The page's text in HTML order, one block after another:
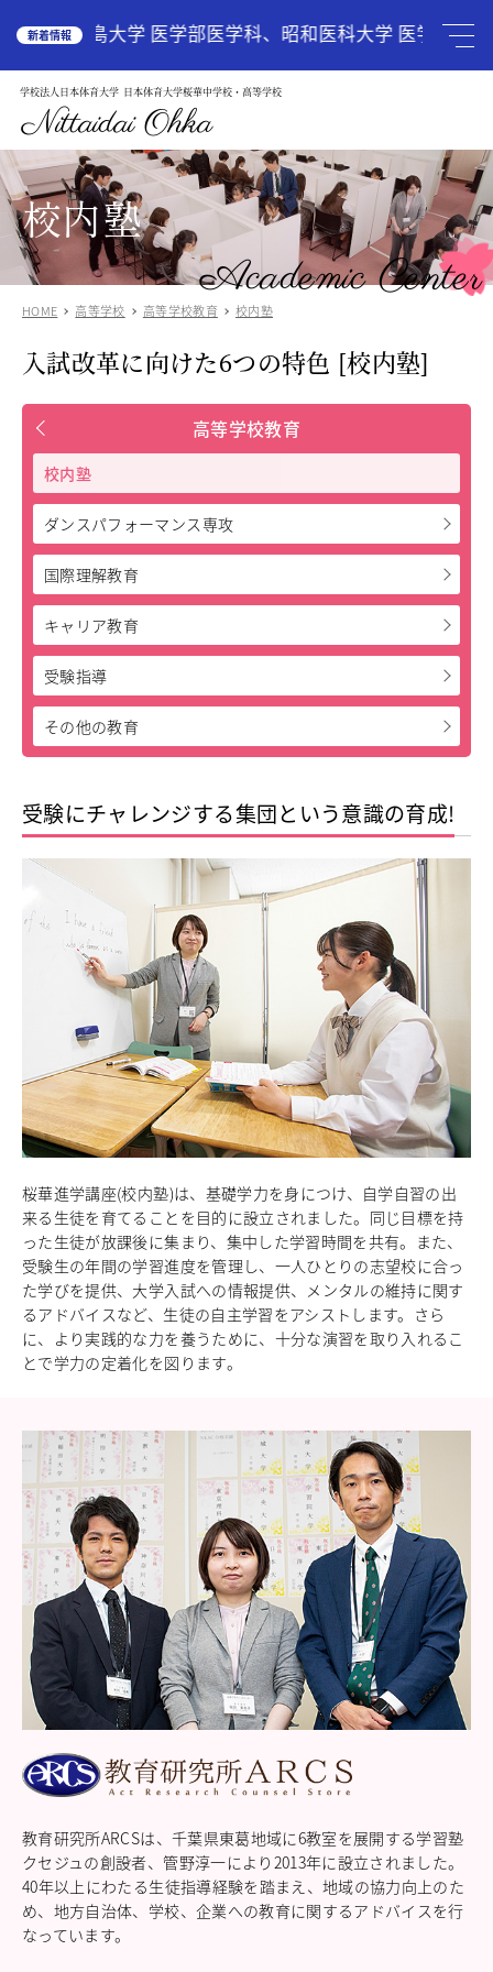
新着情報広島大学 医学部医学科、昭和医科大学 医学部医
学校法人日本体育大学 日本体育大学桜華中学校・高等学校
Nittaidai Ohka
HOME
学校案内
教育理念
ご挨拶
グランドデザイン
施設紹介
学校紹介動画
アクセス
受験生の方へ
中学入試関連
高校入試関係
説明会・オープンスクール
中国語圏の生徒様で入学に興味のある方
中学校
中学校教育
独自の教育
国際理解教育
ICT教育
進路サポート
中学入試関連
制服紹介
高等学校
アドバンストコース
総合進学コース
高等学校教育
校内塾
ダンスパフォーマンス専攻
グローバル教育
キャリア教育
その他の教育
高校入試関係
制服紹介
スクールライフ School Life
桜華生の一日
年間行事
部活動
練習風景
部活動指導者紹介
制服紹介
デジタルリーフレット／パンフレット
進路実績
指定校推薦
進学指導イベント（キャリアイベント）
卒業生の声
その他 Others
在校生の方
新型コロナウイルス感染症罹患証明書
インフルエンザ罹患証明書
登校許可証明書
卒業生の方
桜育会（同窓会）
日体大桜華U-15
Youtube公式チャンネル
在校生の方
卒業生の方
教職員募集
校内塾
Academic Center
HOME 高等学校 高等学校教育 校内塾
入試改革に向けた6つの特色 [校内塾]
高等学校教育
校内塾
ダンスパフォーマンス専攻
国際理解教育
キャリア教育
受験指導
その他の教育
受験にチャレンジする集団という意識の育成!
桜華進学講座(校内塾)は、基礎学力を身につけ、自学自習の出
来る生徒を育てることを目的に設立されました。同じ目標を持
った生徒が放課後に集まり、集中した学習時間を共有。また、
受験生の年間の学習進度を管理し、一人ひとりの志望校に合っ
た学びを提供、大学入試への情報提供、メンタルの維持に関す
るアドバイスなど、生徒の自主学習をアシストします。さら
に、より実践的な力を養うために、十分な演習を取り入れるこ
とで学力の定着化を図ります。
教育研究所ARCSは、千葉県東葛地域に6教室を展開する学習塾
クセジュの創設者、管野淳一により2013年に設立されました。
40年以上にわたる生徒指導経験を踏まえ、地域の協力向上のた
め、地方自治体、学校、企業への教育に関するアドバイスを行
なっています。